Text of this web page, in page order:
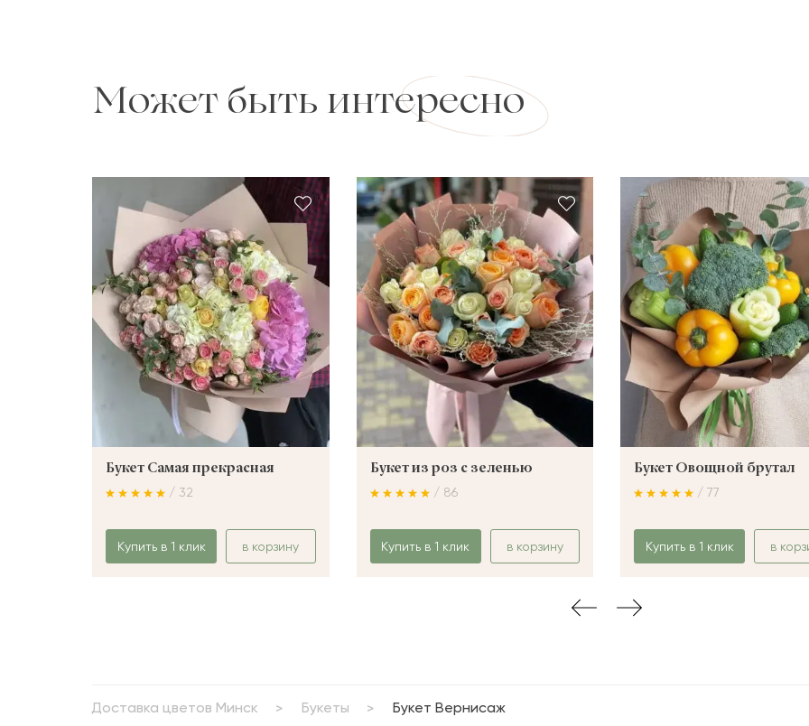
Может быть интересно
Букет Самая прекрасная
/ 32
Купить в 1 клик в корзину
Букет из роз с зеленью
/ 86
Купить в 1 клик в корзину
Букет Овощной брутал
/ 77
Купить в 1 клик в
Доставка цветов Минск Букеты Букет Вернисаж